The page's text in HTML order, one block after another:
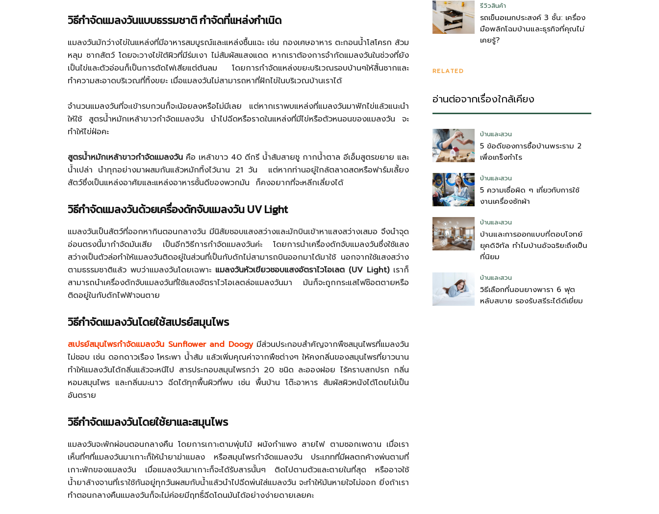
วิธีกำจัดแมลงวันแบบธรรมชาติ กำจัดที่แหล่งกำเนิด
แมลงวันมักว่างไข่ในแหล่งที่มีอาหารสมบูรณ์และแหล่งชื้นแฉะ เช่น กองเศษอาหาร ตะกอนน้ำโสโครก ส้วม
หลุม ซากสัตว์ โดยจะวางไข่ใต้ผิวที่มีร่มเงา ไม่สัมผัสแสงแดด หากเราต้องการจำกัดแมลงวันในช่วงที่ยัง
เป็นไข่และตัวอ่อนก็เป็นการตัดไฟเสียแต่ต้นลม โดยการกำจัดแหล่งขยะบริเวณรอบบ้านๆให้สิ้นซากและ
ทำความสะอาดบริเวณที่ทิ้งขยะ เมื่อแมลงวันไม่สามารถหาที่ฝักไข่ในบริเวณบ้านเราได้
จำนวนแมลงวันที่จะเข้ารบกวนก็จะน้อยลงหรือไม่มีเลย แต่หากเราพบแหล่งที่แมลงวันมาฟักไข่แล้วแนะนำ
ให้ใช้ สูตรน้ำหมักเหล้าขาวกำจัดแมลงวัน นำไปฉีดหรือราดในแหล่งที่มีไข่หรือตัวหนอนของแมลงวัน จะ
ทำให้ไข่ฝ่อคะ
สูตรน้ำหมักเหล้าขาวกำจัดแมลงวัน คือ เหล้าขาว 40 ดีกรี น้ำส้มสายชู กากน้ำตาล อีเอ็มสูตรขยาย และ
น้ำเปล่า นำทุกอย่างมาผสมกันแล้วหมักทิ้งไว้นาน 21 วัน แต่หากท่านอยู่ใกล้ตลาดสดหรือฟาร์มเลี้ยง
สัตว์ซึ่งเป็นแหล่งอาศัยและแหล่งอาหารชั้นดีของพวกมัน ก็คงอยากที่จะหลีกเลี่ยงได้
วิธีกำจัดแมลงวันด้วยเครื่องดักจับแมลงวัน UV Light
แมลงวันเป็นสัตว์ที่ออกหากินตอนกลางวัน มีนิสัยชอบแสงสว่างและมักบินเข้าหาแสงสว่างเสมอ จึงนำจุด
อ่อนตรงนี้มากำจัดมันเสีย เป็นอีกวิธีการกำจัดแมลงวันค่ะ โดยการนำเครื่องดักจับแมลงวันซึ่งใช้แสง
สว่างเป็นตัวล่อทำให้แมลงวันติดอยู่ในส่วนที่เป็นกับดักไม่สามารถบินออกมาได้มาใช้ นอกจากใช้แสงสว่าง
ตามธรรมชาติแล้ว พบว่าแมลงวันโดยเฉพาะ แมลงวันหัวเขียวชอบแสงอัตราไวโอเลต (UV Light)เราก็
สามารถนำเครื่องดักจับแมลงวันที่ใช้แสงอัตราไวโอเลตล่อแมลงวันมา มันก็จะถูกกระแสไฟช๊อตตายหรือ
ติดอยู่ในกับดักไฟฟ้าจนตาย
วิธีกำจัดแมลงวันโดยใช้สเปรย์สมุนไพร
สเปรย์สมุนไพรกำจัดแมลงวัน Sunflower and Doogyมีส่วนประกอบสำคัญจากพืชสมุนไพรที่แมลงวัน
ไม่ชอบ เช่น ดอกดาวเรือง โหระพา น้ำส้ม แล้วเพิ่มคุณค่าจากพืชต่างๆ ให้คงกลิ่นของสมุนไพรที่ยาวนาน
ทำให้แมลงวันได้กลิ่นแล้วจะหนีไป สารประกอบสมุนไพรกว่า 20 ชนิด ละอองฝอย ไร้คราบสกปรก กลิ่น
หอมสมุนไพร และกลิ่นมะนาว ฉีดได้ทุกพื้นผิวที่พบ เช่น พื้นบ้าน โต๊ะอาหาร สัมผัสผิวหนังได้โดยไม่เป็น
อันตราย
วิธีกำจัดแมลงวันโดยใช้ยาและสมุนไพร
แมลงวันจะพักผ่อนตอนกลางคืน โดยการเกาะตามพุ่มไม้ ผนังกำแพง สายไฟ ตามซอกเพดาน เมื่อเรา
เห็นที่ๆที่แมลงวันมาเกาะก็ให้นำยาฆ่าแมลง หรือสมุนไพรกำจัดแมลงวัน ประเภทที่มีผลตกค้างพ่นตามที่
เกาะพักของแมลงวัน เมื่อแมลงวันมาเกาะก็จะได้รับสารนั้นๆ ติดไปตามตัวและตายในที่สุด หรืออาจใช้
น้ำยาล้างจานที่เราใช้กันอยู่ทุกวันผสมกับน้ำแล้วนำไปฉีดพ่นใส่แมลงวัน จะทำให้มันหายใจไม่ออก ยิ่งถ้าเรา
ทำตอนกลางคืนแมลงวันก็จะไม่ค่อยมีฤทธิ์ฉีดโดนมันได้อย่างง่ายดายเลยคะ
รีวิวสินค้า
รถเข็นอเนกประสงค์ 3 ชั้น: เครื่อง
มือพลิกโฉมบ้านและธุรกิจที่คุณไม่
เคยรู้?
RELATED
อ่านต่อจากเรื่องใกล้เคียง
บ้านและสวน
5 ข้อดีของการซื้อบ้านพระราม 2
เพื่อเกร็งกำไร
บ้านและสวน
5 ความเชื่อผิด ๆ เกี่ยวกับการใช้
งานเครื่องซักผ้า
บ้านและสวน
บ้านและการออกแบบที่ตอบโจทย์
ยุคดิจิทัล ทำไมบ้านอัจฉริยะถึงเป็น
ที่นิยม
บ้านและสวน
วิธีเลือกที่นอนยางพารา 6 ฟุต
หลับสบาย รองรับสรีระได้ดีเยี่ยม